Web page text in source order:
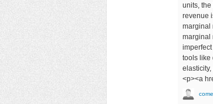
units,
revenue
marginal
marginal
tools like
<p><a